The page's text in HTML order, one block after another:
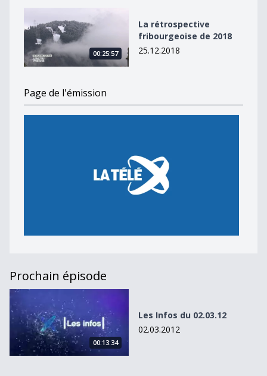
00:25:57
La rétrospective
fribourgeoise de 2018
25.12.2018
Page de l'émission
Prochain épisode
Les Infos du 02.03.12
00:13:34
Les Infos du 02.03.12
02.03.2012